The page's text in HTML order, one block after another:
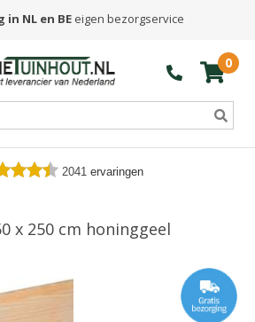
in NL en BE eigen bezorgservice
0
2041 ervaringen
x 250 cm honinggeel